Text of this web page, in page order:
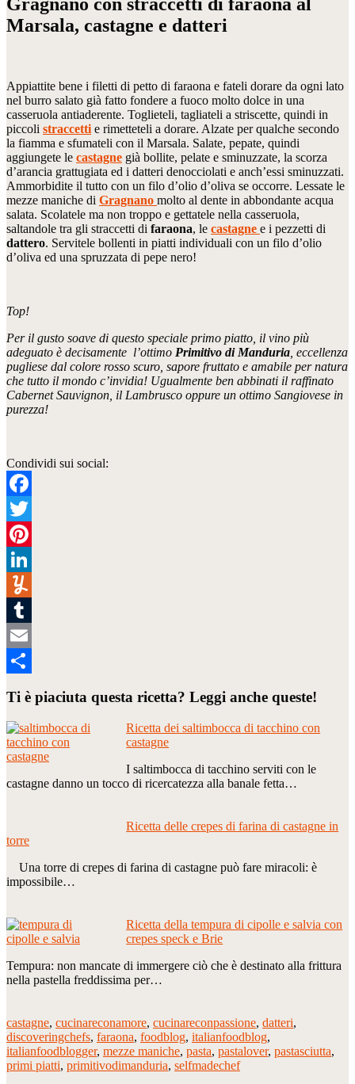
Gragnano con straccetti di faraona al
Marsala, castagne e datteri
Appiattite bene i filetti di petto di faraona e fateli dorare da ogni lato
nel burro salato già fatto fondere a fuoco molto dolce in una
casseruola antiaderente. Toglieteli, tagliateli a striscette, quindi in
piccoli straccetti e rimetteteli a dorare. Alzate per qualche secondo
la fiamma e sfumateli con il Marsala. Salate, pepate, quindi
aggiungete le castagne già bollite, pelate e sminuzzate, la scorza
d’arancia grattugiata ed i datteri denocciolati e anch’essi sminuzzati.
Ammorbidite il tutto con un filo d’olio d’oliva se occorre. Lessate le
mezze maniche di Gragnano molto al dente in abbondante acqua
salata. Scolatele ma non troppo e gettatele nella casseruola,
saltandole tra gli straccetti di faraona, le castagne e i pezzetti di
dattero. Servitele bollenti in piatti individuali con un filo d’olio
d’oliva ed una spruzzata di pepe nero!
Top!
Per il gusto soave di questo speciale primo piatto, il vino più
adeguato è decisamente l’ottimo Primitivo di Manduria , eccellenza
pugliese dal colore rosso scuro, sapore fruttato e amabile per natura
che tutto il mondo c’invidia! Ugualmente ben abbinati il raffinato
Cabernet Sauvignon, il Lambrusco oppure un ottimo Sangiovese in
purezza!
Condividi sui social:
Facebook
Twitter
Pinterest
LinkedIn
Yummly
Tumblr
Email
Ti è piaciuta questa ricetta? Leggi anche queste!
Ricetta dei saltimbocca di tacchino con
castagne
I saltimbocca di tacchino serviti con le
castagne danno un tocco di ricercatezza alla banale fetta…
Ricetta delle crepes di farina di castagne in
torre
Una torre di crepes di farina di castagne può fare miracoli: è
impossibile…
Ricetta della tempura di cipolle e salvia con
crepes speck e Brie
Tempura: non mancate di immergere ciò che è destinato alla frittura
nella pastella freddissima per…
castagne, cucinareconamore, cucinareconpassione, datteri,
discoveringchefs, faraona, foodblog, italianfoodblog,
italianfoodblogger, mezze maniche, pasta, pastalover, pastasciutta,
primi piatti, primitivodimanduria, selfmadechef